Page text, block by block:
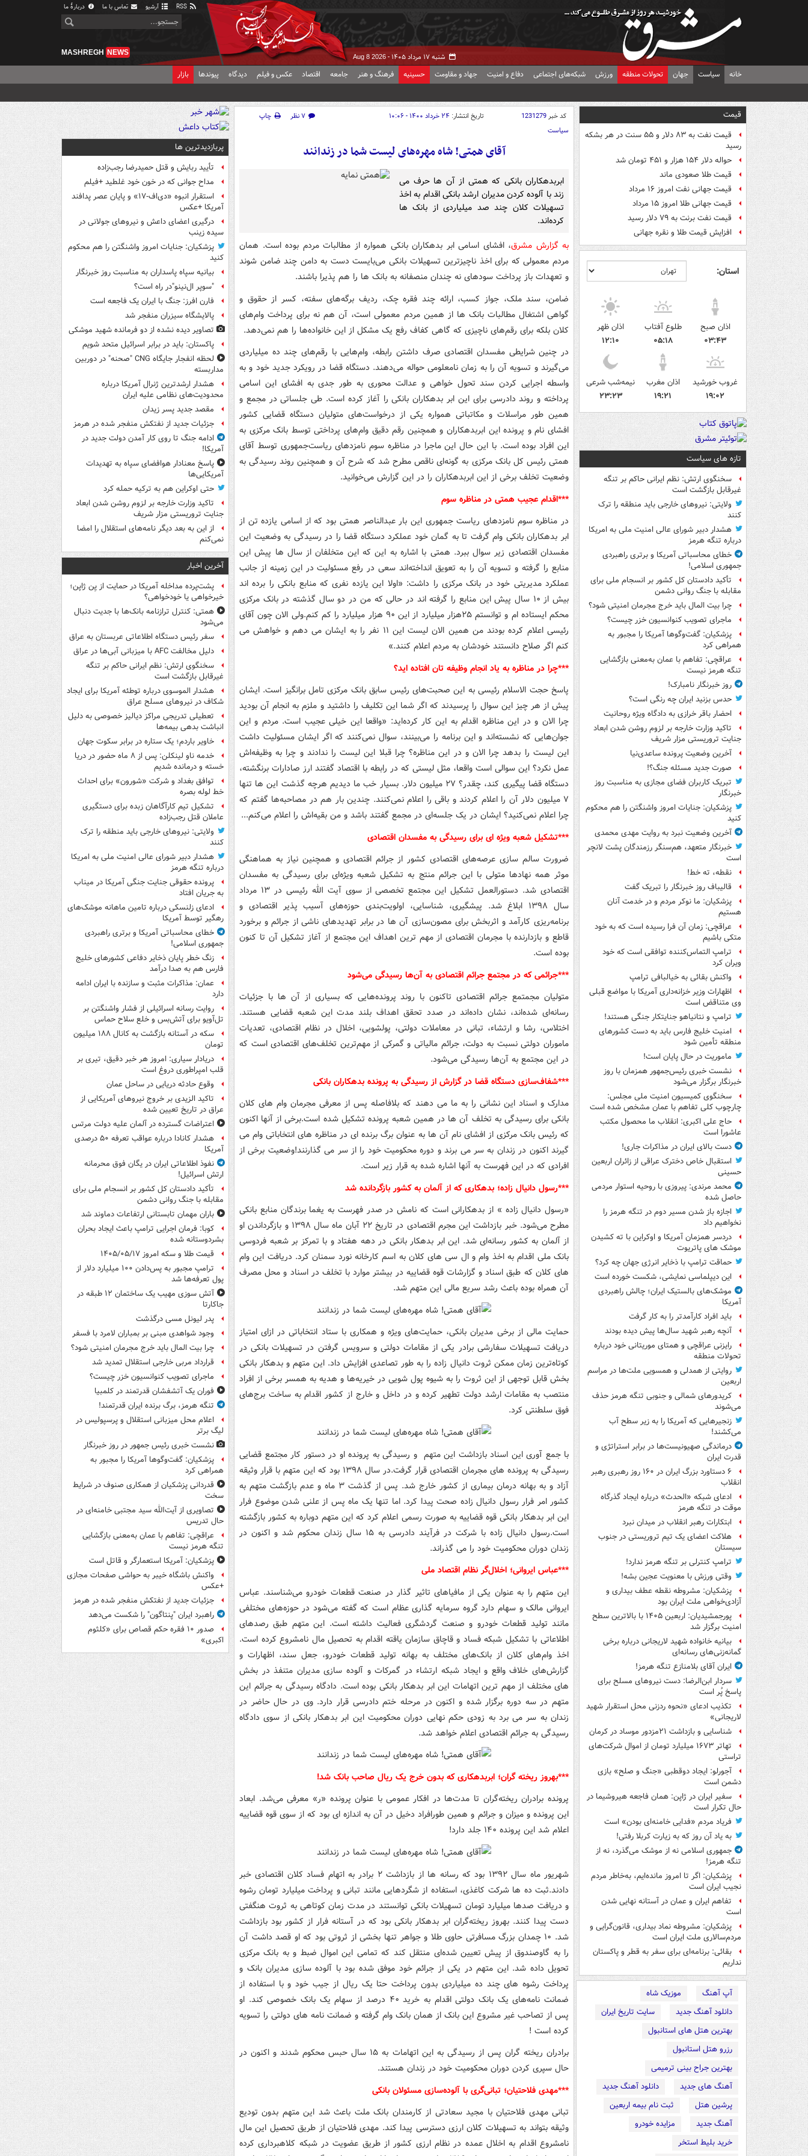
آرشیو تماس با ما دربارهٔ ما
شنبه ۱۷ مرداد ۱۴۰۵ - Aug 8 2026
MASHREGH NEWS
خانه سیاست جهان تحولات منطقه ورزش شبکه‌های اجتماعی دفاع و امنیت جهاد و مقاومت حسینیه فرهنگ و هنر جامعه اقتصاد عکس و فیلم دیدگاه پیوندها بازار
قیمت
قیمت نفت به ۸۳ دلار و ۵۵ سنت در هر بشکه
رسید
حواله دلار ۱۵۴ هزار و ۴۵۱ تومان شد
قیمت طلا صعودی ماند
قیمت جهانی نفت امروز ۱۶ مرداد
قیمت جهانی طلا امروز ۱۵ مرداد
قیمت نفت برنت به ۷۹ دلار رسید
افزایش قیمت طلا و نقره جهانی
استان:
اذان صبح
۰۳:۴۳
طلوع آفتاب
۰۵:۱۸
اذان ظهر
۱۲:۱۰
غروب خورشید
۱۹:۰۲
اذان مغرب
۱۹:۲۱
نیمه‌شب شرعی
۲۳:۲۳
تازه های سیاست
سخنگوی ارتش: نظم ایرانی حاکم بر تنگه
غیرقابل بازگشت است
ولایتی: نیروهای خارجی باید منطقه را ترک
کنند
هشدار دبیر شورای عالی امنیت ملی به امریکا
درباره تنگه هرمز
خطای محاسباتی آمریکا و برتری راهبردی
جمهوری اسلامی!
تأکید دادستان کل کشور بر انسجام ملی برای
مقابله با جنگ روانی دشمن
چرا بیت المال باید خرج مجرمان امنیتی شود؟
ماجرای تصویب کنوانسیون خزر چیست؟
پزشکیان: گفت‌وگوها آمریکا را مجبور به
همراهی کرد
عراقچی: تفاهم با عمان به‌معنی بازگشایی
تنگه هرمز نیست
روز خبرنگار نامبارک!
حدس بزنید ایران چه رنگی است؟
احضار باقر خرازی به دادگاه ویژه روحانیت
تاکید وزارت خارجه بر لزوم روشن شدن ابعاد
جنایت تروریستی مزار شریف
آخرین وضعیت پرونده ساعدی‌نیا
صورت جدید مسئله جنگ؟!
تبریک کاربران فضای مجازی به مناسبت روز
خبرنگار
پزشکیان: جنایات امروز واشنگتن را هم محکوم
کنید
آخرین وضعیت نبرد به روایت مهدی محمدی
خبرنگار متعهد، هم‌سنگر رزمندگان پشت لانچر
است
نقطه، ته خط!
قالیباف روز خبرنگار را تبریک گفت
پزشکیان: ما نوکر مردم و در خدمت آنان
هستیم
عراقچی: زمان آن فرا رسیده است که به خود
متکی باشیم
ترامپ التماس‌کننده توافقی است که خود
ویران کرد
واکنش بقائی به خیالبافی ترامپ
اظهارات وزیر خزانه‌داری آمریکا با مواضع قبلی
وی متناقض است
ترامپ و نتانیاهو جنایتکار جنگی هستند!
امنیت خلیج فارس باید به دست کشورهای
منطقه تأمین شود
ماموریت در حال پایان است!
نشست خبری رئیس‌جمهور همزمان با روز
خبرنگار برگزار می‌شود
سخنگوی کمیسیون امنیت ملی مجلس:
چارچوب کلی تفاهم با عمان مشخص شده است
حاج علی اکبری: انقلاب ما محصول مکتب
عاشورا است
دست بالای ایران در مذاکرات جاری!
استقبال خاص دخترک عراقی از زائران اربعین
حسینی
محمد مرندی: پیروزی با روحیه استوار مردمی
حاصل شده
اجازه باز شدن مسیر دوم در تنگه هرمز را
نخواهیم داد
دردسر همزمان آمریکا و اوکراین با ته کشیدن
موشک های پاتریوت
حماقت ترامپ با ذخایر انرژی جهان چه کرد؟
این دیپلماسی نمایشی، شکست خورده است
موشک‌های بالستیک ایران؛ چالش راهبردی
آمریکا
باید افراد کارآمدتر را به کار گرفت
آنچه رهبر شهید سال‌ها پیش دیده بودند
رایزنی عراقچی و همتای موریتانی خود درباره
تحولات منطقه
روایتی از همدلی و همسویی ملت‌ها در مراسم
اربعین
کریدورهای شمالی و جنوبی تنگه هرمز حذف
می‌شوند
زنجیرهایی که آمریکا را به زیر سطح آب
می‌کشند!
درماندگی صهیونیست‌ها در برابر استراتژی و
قدرت ایران
۶ دستاورد بزرگ ایران در ۱۶۰ روز رهبری رهبر
انقلاب
ادعای شبکه «الحدث» درباره ایجاد گذرگاه
موقت در تنگه هرمز
ابتکارات رهبر انقلاب در میدان نبرد
هلاکت اعضای یک تیم تروریستی در جنوب
سیستان
ترامپ کنترلی بر تنگه هرمز ندارد!
وقتی ورزش با معنویت عجین بشه!
پزشکیان: مشروطه نقطه عطف بیداری و
آزادی‌خواهی ملت ایران بود
پورجمشیدیان: اربعین ۱۴۰۵ با بالاترین سطح
امنیت برگزار شد
بیانیه خانواده شهید لاریجانی درباره برخی
گمانه‌زنی‌های رسانه‌ای
ایران آقای بلامنازع تنگه هرمز!
سردار ابن‌الرضا: دست نیروهای مسلح برای
پاسخ پُر است
تکذیب ادعای «نحوه ردزنی محل استقرار شهید
لاریجانی»
شناسایی و بازداشت ۲۱مزدور موساد در کرمان
تهاتر ۱۶۷۳ میلیارد تومان از اموال شرکت‌های
تراستی
آجورلو: ایجاد دوقطبی «جنگ و صلح‌» بازی
دشمن است
سفیر ایران در ژاپن: همان فاجعه هیروشیما در
حال تکرار است
فریاد مردم «فدایی خامنه‌ای بودن» است
به یاد آن روز که به زیارت کربلا رفتی!
جمهوری اسلامی نه از موشک می‌گذرد، نه از
تنگه هرمز!
پزشکیان: اگر تا امروز مانده‌ایم، به‌خاطر مردم
نجیب ایران است
تفاهم ایران و عمان در آستانه نهایی شدن
است
پزشکیان: مشروطه نماد بیداری، قانون‌گرایی و
مردم‌سالاری ملت ایران است
بقائی: برنامه‌ای برای سفر به قطر و پاکستان
نداریم
آپ آهنگ
موزیک شاه
دانلود آهنگ جدید
سایت تاریخ ایران
بهترین هتل های استانبول
رزرو هتل استانبول
بهترین جراح بینی ترمیمی
آهنگ های جدید
دانلود آهنگ جدید
پرشین هتل
ثبت نام بیمه اربعین
آهنگ جدید
مزایده خودرو
خرید بلیط استخر
کد خبر1231279 تاریخ انتشار: ۲۴ خرداد ۱۴۰۰ - ۱۰:۰۶ ۷ نظر
چاپ
سیاست
آقای همتی! شاه مهره‌های لیست شما در زندانند
ابربدهکاران بانکی که همتی از آن ها حرف می
زند با آلوده کردن مدیران ارشد بانکی اقدام به اخذ
تسهیلات کلان چند صد میلیاردی از بانک ها
کرده‌اند.
به گزارش مشرق، افشای اسامی ابر بدهکاران بانکی همواره از مطالبات مردم بوده است. همان
مردم معمولی که برای اخذ ناچیزترین تسهیلات بانکی می‌بایست دست به دامن چند ضامن شوند
و تعهدات باز پرداخت سودهای نه چندان منصفانه به بانک ها را هم پذیرا باشند.
ضامن، سند ملک، جواز کسب، ارائه چند فقره چک، ردیف برگه‌های سفته، کسر از حقوق و
گواهی اشتغال مطالبات بانک ها از همین مردم معمولی است، آن هم نه برای پرداخت وام‌های
کلان بلکه برای رقم‌های ناچیزی که گاهی کفاف رفع یک مشکل از این خانواده‌ها را هم نمی‌دهد.
در چنین شرایطی مفسدان اقتصادی صرف داشتن رابطه، وام‌هایی با رقم‌های چند ده میلیاردی
می‌گیرند و تسویه آن را به زمان نامعلومی حواله می‌دهند. دستگاه قضا در رویکرد جدید خود و به
واسطه اجرایی کردن سند تحول خواهی و عدالت محوری به طور جدی به افشای این اسامی
پرداخته و روند دادرسی برای این ابر بدهکاران بانکی را آغاز کرده است. طی جلساتی در مجمع و
همین طور مراسلات و مکاتباتی همواره یکی از درخواست‌های متولیان دستگاه قضایی کشور
افشای نام و پرونده این ابربدهکاران و همچنین رقم دقیق وام‌های پرداختی توسط بانک مرکزی به
این افراد بوده است. با این حال این ماجرا در مناظره سوم نامزدهای ریاست‌جمهوری توسط آقای
همتی رئیس کل بانک مرکزی به گونه‌ای ناقص مطرح شد که شرح آن و همچنین روند رسیدگی به
وضعیت تخلف برخی از این ابربدهکاران را در این گزارش می‌خوانید.
***اقدام عجیب همتی در مناظره سوم
در مناظره سوم نامزدهای ریاست جمهوری این بار عبدالناصر همتی بود که از اسامی یازده تن از
ابر بدهکاران بانکی وام گرفت تا به گمان خود عملکرد دستگاه قضا را در رسیدگی به وضعیت این
مفسدان اقتصادی زیر سوال ببرد. همتی با اشاره به این که این متخلفان از سال ها پیش این
منابع را گرفته و تسویه آن را به تعویق انداخته‌اند سعی در رفع مسئولیت در این زمینه از جانب
عملکرد مدیریتی خود در بانک مرکزی را داشت: «اولا این یازده نفری که منابع بانکی را برده اند
بیش از ۱۰ سال پیش این منابع را گرفته اند در حالی که من در دو سال گذشته در بانک مرکزی
محکم ایستاده ام و توانستم ۲۵هزار میلیارد از این ۹۰ هزار میلیارد را کم کنم.ولی الان چون آقای
رئیسی اعلام کرده بودند من همین الان لیست این ۱۱ نفر را به ایشان می دهم و خواهش می
کنم اگر صلاح دانستند خودشان به مردم اعلام کنند.»
***چرا در مناظره به یاد انجام وظیفه تان افتاده اید؟
پاسخ حجت الاسلام رئیسی به این صحبت‌های رئیس سابق بانک مرکزی تامل برانگیز است. ایشان
پیش از هر چیز این سوال را پرسیدند که اگر شما این تکلیف را داشتید و ملزم به انجام آن بودید
چرا الان و در این مناظره اقدام به این کار کرده‌اید: «واقعا این خیلی عجیب است. مردم و این
جوان‌هایی که نشسته‌اند و این برنامه را می‌بینند، سوال نمی‌کنند که اگر ایشان مسئولیت داشت
این لیست را بدهد چرا الان و در این مناظره؟ چرا قبلا این لیست را ندادند و چرا به وظیفه‌اش
عمل نکرد؟ این سوالی است واقعا، مثل لیستی که در رابطه با اقتصاد گفتند ارز صادارات برنگشته،
دستگاه قضا پیگیری کند، چقدر؟ ۲۷ میلیون دلار. بسیار خب ما دیدیم هرچه گذشت این ها تنها
۷ میلیون دلار آن را اعلام کردند و باقی را اعلام نمی‌کنند. چندین بار هم در مصاحبه‌ها گفتم که
چرا اعلام نمی‌کنید؟ ایشان در یک جلسه‌ای در مجمع گفتند باشد و من بقیه‌اش را اعلام می‌کنم...
***تشکیل شعبه ویژه ای برای رسیدگی به مفسدان اقتصادی
ضرورت سالم سازی عرصه‌های اقتصادی کشور از جرائم اقتصادی و همچنین نیاز به هماهنگی
موثر همه نهادها متولی با این جرائم منتج به تشکیل شعبه ویژه‌ای برای رسیدگی به مفسدان
اقتصادی شد. دستورالعمل تشکیل این مجتمع تخصصی از سوی آیت الله رئیسی در ۱۳ مرداد
سال ۱۳۹۸ ابلاغ شد. پیشگیری، شناسایی، اولویت‌بندی حوزه‌های آسیب پذیر اقتصادی و
برنامه‌ریزی کارآمد و اثربخش برای مصون‌سازی آن ها در برابر تهدیدهای ناشی از جرائم و برخورد
قاطع و بازدارنده با مجرمان اقتصادی از مهم ترین اهداف این مجتمع از آغاز تشکیل آن تا کنون
بوده است.
***جرائمی که در مجتمع جرائم اقتصادی به آن‌ها رسیدگی می‌شود
متولیان مجمتمع جرائم اقتصادی تاکنون با روند پرونده‌هایی که بسیاری از آن ها با جزئیات
رسانه‌ای شده‌اند، نشان داده‌اند در صدد تحقق اهداف بلند مدت این شعبه قضایی هستند.
اختلاس، رشا و ارتشاء، تبانی در معاملات دولتی، پولشویی، اخلال در نظام اقتصادی، تعدیات
ماموران دولتی نسبت به دولت، جرائم مالیاتی و گمرکی از مهم‌ترین تخلف‌های اقتصادی است که
در این مجتمع به آن‌ها رسیدگی می‌شود.
***شفاف‌سازی دستگاه قضا در گزارش از رسیدگی به پرونده بدهکاران بانکی
مدارک و اسناد این نشانی را به ما می دهند که بلافاصله پس از معرفی مجرمان وام های کلان
بانکی برای رسیدگی به تخلف آن ها در همین شعبه پرونده تشکیل شده است.برخی از آنها اکنون
که رئیس بانک مرکزی از افشای نام آن ها به عنوان برگ برنده ای در مناظره های انتخاباتی وام می
گیرند اکنون در زندان به سر می برند و دوره محکومیت خود را از سر می گذارنند!وضعیت برخی از
افرادی که در این فهرست به آنها اشاره شده به قرار زیر است.
***رسول دانیال زاده؛ بدهکاری که از آلمان به کشور بازگردانده شد
«رسول دانیال زاده » از بدهکارانی است که نامش در صدر فهرست به یغما برندگان منابع بانکی
مطرح می‌شود. خبر بازداشت این مجرم اقتصادی در تاریخ ۲۲ آبان ماه سال ۱۳۹۸ و بازگرداندن او
از آلمان به کشور رسانه‌ای شد. این ابر بدهکار بانکی در دهه هفتاد و با تمرکز بر شعبه فردوسی
بانک ملی اقدام به اخذ وام و ال سی های کلان به اسم کارخانه نورد سمنان کرد. دریافت این وام
های کلان که طبق اسناد و گزارشات قوه قضاییه در بیشتر موارد با تخلف در اسناد و محل مصرف
آن همراه بوده باعث رشد سریع مالی این متهم شد.
حمایت مالی از برخی مدیران بانکی، حمایت‌های ویژه و همکاری با ستاد انتخاباتی در ازای امتیاز
دریافت تسهیلات سفارشی برادر یکی از مقامات دولتی و سرویس گرفتن در تسهیلات بانکی در
کوتاه‌ترین زمان ممکن ثروت دانیال زاده را به طور تصاعدی افزایش داد. این متهم و بدهکار بانکی
بخش قابل توجهی از این ثروت را به شیوه پول شویی در خیریه‌ها و هدیه به همسر برخی از افراد
منتصب به مقامات ارشد دولت تطهیر کرده و در داخل و خارج از کشور اقدام به ساخت برج‌های
فوق سلطنتی کرد.
با جمع آوری این اسناد بازداشت این متهم و رسیدگی به پرونده او در دستور کار مجتمع قضایی
رسیدگی به پرونده های مجرمان اقتصادی قرار گرفت.در سال ۱۳۹۸ بود که این متهم با قرار وثیقه
آزاد و به بهانه درمان بیماری از کشور خارج شد. پس از گذشت ۳ ماه و عدم بازگشت متهم به
کشور امر فرار رسول دانیال زاده صحت پیدا کرد. اما تنها یک ماه پس از علنی شدن موضوع فرار
این ابر بدهکار بانکی قوه قضاییه به صورت رسمی اعلام کرد که این متهم دوباره به کشور بازگشته
است.رسول دانیال زاده با شرکت در فرآیند دادرسی به ۱۵ سال زندان محکوم شد و اکنون در
زندان دوران محکومیت خود را می گذراند.
***عباس ایروانی؛ اخلال‌گر نظام اقتصاد ملی
این متهم را به عنوان یکی از مافیاهای تاثیر گذار در صنعت قطعات خودرو می‌شناسند. عباس
ایروانی مالک و سهام دارد گروه سرمایه گذاری عظام است که گفته می‌شود در حوزه‌های مختلفی
مانند تولید قطعات خودرو و صنعت گردشگری فعالیت داشته است. این متهم طبق رصدهای
اطلاعاتی با تشکیل شبکه فساد و قاچاق سازمان یاقته اقدام به تحصیل مال نامشروع کرده است.
اخذ وام‌های کلان از بانک‌های مختلف به بهانه تولید قطعات خودرو، جعل سند، اظهارات و
گزارش‌های خلاف واقع و ایجاد شبکه ارتشاء در گمرکات و آلوده سازی مدیران متنفذ در بخش
های مختلف از مهم ترین اتهامات این ابر بدهکار بانکی بوده است. دادگاه رسیدگی به جرائم این
متهم در سه دوره برگزار شده و اکنون در مرحله ختم دادرسی قرار دارد. وی در حال حاضر در
زندان به سر می برد به زودی حکم نهایی دوران محکومیت این ابر بدهکار بانکی از سوی دادگاه
رسیدگی به جرائم اقتصادی اعلام خواهد شد.
***بهروز ریخته گران؛ ابربدهکاری که بدون خرج یک ریال صاحب بانک شد!
پرونده برادران ریخته‌گران تا مدت‌ها در افکار عمومی با عنوان پرونده «ر» معرفی می‌شد. ابعاد
این پرونده و میزان و جرائم و همین طورافراد دخیل در آن به اندازه ای بود که از سوی قوه قضاییه
اعلام شد این پرونده ۱۴۰ جلد دارد!
شهریور ماه سال ۱۳۹۲ بود که رسانه ها از بازداشت ۲ برادر به اتهام فساد کلان اقتصادی خبر
دادند.ثبت ده ها شرکت کاغذی، استفاده از شگردهایی مانند تبانی و پرداخت میلیارد تومان رشوه
و دریافت صدها میلیارد تومان تسهیلات بانکی توانستند در مدت زمان کوتاهی به ثروت هنگفتی
دست پیدا کنند. بهروز ریخته‌گران ابر بدهکار بانکی بود که در آستانه فرار از کشور بود بازداشت
شد. ۱۰ چمدان بزرگ مسافرتی حاوی طلا و جواهر تنها بخشی از ثروتی بود که او قصد داشت آن
را به گاوصندوق از پیش تعیین شده‌ای منتقل کند که تمامی این اموال ضبط و به بانک مرکزی
تحویل داده شد. این متهم در یکی از جرائم خود موفق شده بود با آلوده سازی مدیران بانک و
پرداخت رشوه های چند ده میلیاردی بدون پرداخت حتا یک ریال از جیب خود و با استفاده از
ضمانت نامه‌های یک بانک دولتی اقدام به خرید ۴۰ درصد از سهام یک بانک خصوصی کند. او
پس از تصاحب غیر مشروع این بانک از همان بانک وام گرفته و ضمانت نامه های دولتی را تسویه
کرده است !
برادران ریخته گران پس از رسیدگی به این اتهامات به ۱۵ سال حبس محکوم شدند و اکنون در
حال سپری کردن دوران محکومیت خود در زندان هستند.
***مهدی فلاحتیان؛ تبانی‌گری با آلوده‌سازی مسئولان بانکی
تبانی مهدی فلاحتیان با مجید سعادتی از کارمندان بانک ملت باعث شد این متهم بدون تودیع
وثیقه بتواند به تسهیلات کلان ارزی دسترسی پیدا کند. مهدی فلاحتیان از طریق تحصیل این مال
نامشروع اقدام به اخلال عمده در نظام ارزی کشور از طریق عضویت در شبکه کلاهبرداری کرده
پربازدیدترین ها
تأیید ربایش و قتل حمیدرضا رجب‌زاده
مداح جوانی که در خون خود غلطید +فیلم
استقرار انبوه «دی‌اف‑۱۷» و پایان عصر پدافند
آمریکا +عکس
درگیری اعضای داعش و نیروهای جولانی در
سیده زینب
پزشکیان: جنایات امروز واشنگتن را هم محکوم
کنید
بیانیه سپاه پاسداران به مناسبت روز خبرنگار
"سوپر ال‌نینو"در راه است؟
فارن افرز: جنگ با ایران یک فاجعه است
پالایشگاه سیزران منفجر شد
تصاویر دیده‌ نشده از دو فرمانده شهید موشکی
پاکستان: باید در برابر اسرائیل متحد شویم
لحظه انفجار جایگاه CNG "صحنه" در دوربین
مداربسته
هشدار ارشدترین ژنرال آمریکا درباره
محدودیت‌های نظامی علیه ایران
مقصد جدید پسر زیدان
جزئیات جدید از نفتکش منفجر شده در هرمز
ادامه جنگ تا روی کار آمدن دولت جدید در
آمریکا!
پاسخ معنادار هوافضای سپاه به تهدیدات
آمریکایی‌ها
حتی اوکراین هم به ترکیه حمله کرد
تاکید وزارت خارجه بر لزوم روشن شدن ابعاد
جنایت تروریستی مزار شریف
از این به بعد دیگر نامه‌های استقلال را امضا
نمی‌کنم
آخرین اخبار
پشت‌پرده مداخله آمریکا در حمایت از یِن ژاپن؛
خیرخواهی یا خودخواهی؟
همتی: کنترل ترازنامه بانک‌ها با جدیت دنبال
می‌شود
سفر رئیس دستگاه اطلاعاتی عربستان به عراق
دلیل مخالفت AFC با میزبانی آبی‌ها در عراق
سخنگوی ارتش: نظم ایرانی حاکم بر تنگه
غیرقابل بازگشت است
هشدار الموسوی درباره توطئه آمریکا برای ایجاد
شکاف در نیروهای مسلح عراق
تعطیلی تدریجی مراکز دیالیز خصوصی به دلیل
انباشت بدهی بیمه‌ها
خاویر باردم؛ یک ستاره در برابر سکوت جهان
خدمه ناو لینکلن: پس از ۸ ماه حضور در دریا
خسته و درمانده‌ شدیم
توافق بغداد و شرکت «شورون» برای احداث
خط لوله بصره
تشکیل تیم کارآگاهان زبده برای دستگیری
عاملان قتل رجب‌زاده
ولایتی: نیروهای خارجی باید منطقه را ترک
کنند
هشدار دبیر شورای عالی امنیت ملی به امریکا
درباره تنگه هرمز
پرونده حقوقی جنایت جنگی آمریکا در میناب
به جریان افتاد
ادعای زلنسکی درباره تامین ماهانه موشک‌های
رهگیر توسط آمریکا
خطای محاسباتی آمریکا و برتری راهبردی
جمهوری اسلامی!
زنگ خطر پایان ذخایر دفاعی کشورهای خلیج
فارس هم به صدا درآمد
عمان: مذاکرات مثبت و سازنده با ایران ادامه
دارد
روایت رسانه اسرائیلی از فشار واشنگتن بر
تل‌آویو برای آتش‌بس و خلع سلاح حماس
سکه در آستانه بازگشت به کانال ۱۸۸ میلیون
تومان
دریادار سیاری: امروز هر خبر دقیق، تیری بر
قلب امپراطوری دروغ است
وقوع حادثه دریایی در ساحل عمان
تاکید الزیدی بر خروج نیروهای آمریکایی از
عراق در تاریخ تعیین شده
اعتراضات گسترده در آلمان علیه دولت مرتس
هشدار کانادا درباره عواقب تعرفه ۵۰ درصدی
آمریکا
نفوذ اطلاعاتی ایران در یگان فوق محرمانه
ارتش اسرائیل!
تأکید دادستان کل کشور بر انسجام ملی برای
مقابله با جنگ روانی دشمن
باران مهمان تابستانی ارتفاعات دماوند شد
کوبا: فرمان اجرایی ترامپ باعث ایجاد بحران
بشردوستانه شده
قیمت طلا و سکه امروز ۱۴۰۵/۰۵/۱۷
ترامپ مجبور به پس‌دادن ۱۰۰ میلیارد دلار از
پول تعرفه‌ها شد
آتش سوزی مهیب یک ساختمان ۱۲ طبقه در
جاکارتا
پدر لیونل مسی درگذشت
وجود شواهدی مبنی بر بمباران لامرد با فسفر
چرا بیت المال باید خرج مجرمان امنیتی شود؟
قرارداد مربی خارجی استقلال تمدید شد
ماجرای تصویب کنوانسیون خزر چیست؟
فوران یک آتشفشان قدرتمند در کلمبیا
تنگه هرمز، برگ برنده ایران قدرتمند!
اعلام محل میزبانی استقلال و پرسپولیس در
لیگ برتر
نشست خبری رئیس جمهور در روز خبرنگار
پزشکیان: گفت‌وگوها آمریکا را مجبور به
همراهی کرد
قدردانی پزشکیان از همکاری صنوف در شرایط
سخت
تصاویری از آیت‌الله سید مجتبی خامنه‌ای در
حال تدریس
عراقچی: تفاهم با عمان به‌معنی بازگشایی
تنگه هرمز نیست
پزشکیان: آمریکا استعمارگر و قاتل است
واکنش باشگاه خیبر به حواشی صفحات مجازی
+عکس
جزئیات جدید از نفتکش منفجر شده در هرمز
راهبرد ایران "پنتاگون" را شکست می‌دهد
صدور ۱۰ فقره حکم قصاص برای «کلثوم
اکبری»